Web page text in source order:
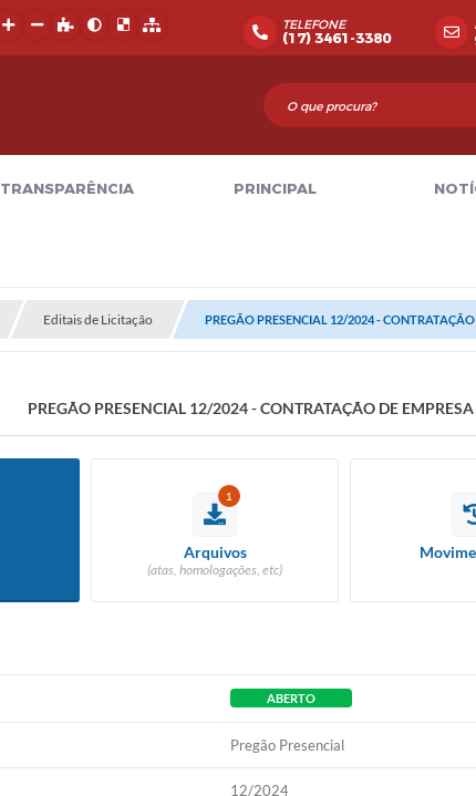
TELEFONE
(17) 3461-3380
TRANSPARÊNCIA PRINCIPAL
Editais de Licitação PREGÃO PRESENCIAL 12/2024 -
PREGÃO PRESENCIAL 12/2024 - CONTRATAÇÃO DE
1
Arquivos
(atas, homologações, etc)
ABERTO
Pregão Presencial
12/2024